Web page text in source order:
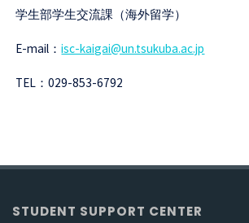
学生部学生交流課（海外留学）
E-mail：isc-kaigai@un.tsukuba.ac.jp
TEL：029-853-6792
STUDENT SUPPORT CENTER